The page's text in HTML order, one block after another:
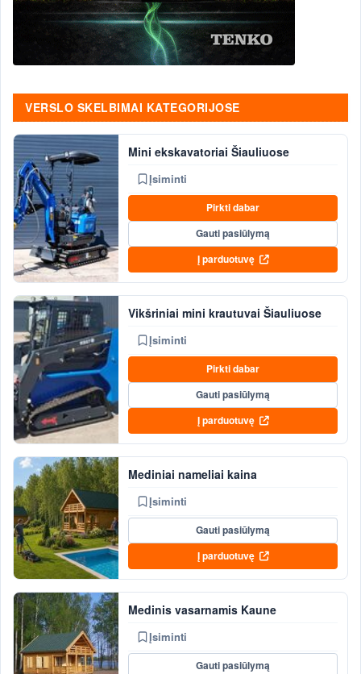
VERSLO SKELBIMAI KATEGORIJOSE
Mini ekskavatoriai Šiauliuose
Įsiminti
Pirkti dabar
Gauti pasiūlymą
Į parduotuvę
Vikšriniai mini krautuvai Šiauliuose
Įsiminti
Pirkti dabar
Gauti pasiūlymą
Į parduotuvę
Mediniai nameliai kaina
Įsiminti
Gauti pasiūlymą
Į parduotuvę
Medinis vasarnamis Kaune
Įsiminti
Gauti pasiūlymą